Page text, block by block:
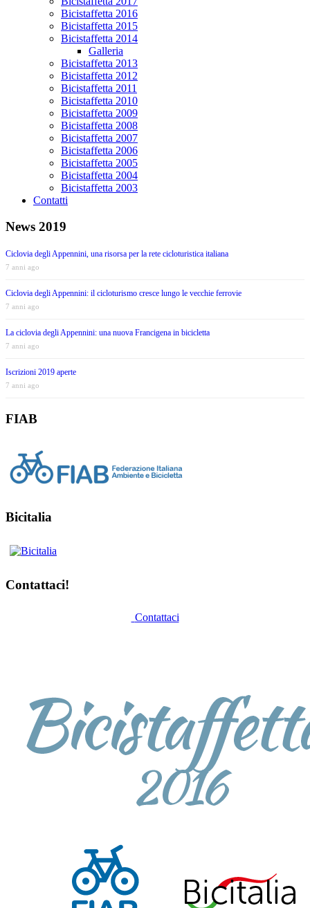
Bicistaffetta 2016
Bicistaffetta 2015
Bicistaffetta 2014
Galleria
Bicistaffetta 2013
Bicistaffetta 2012
Bicistaffetta 2011
Bicistaffetta 2010
Bicistaffetta 2009
Bicistaffetta 2008
Bicistaffetta 2007
Bicistaffetta 2006
Bicistaffetta 2005
Bicistaffetta 2004
Bicistaffetta 2003
Contatti
News 2019
Ciclovia degli Appennini, una risorsa per la rete cicloturistica italiana
7 anni ago
Ciclovia degli Appennini: il cicloturismo cresce lungo le vecchie ferrovie
7 anni ago
La ciclovia degli Appennini: una nuova Francigena in bicicletta
7 anni ago
Iscrizioni 2019 aperte
7 anni ago
FIAB
Bicitalia
Contattaci!
Contattaci